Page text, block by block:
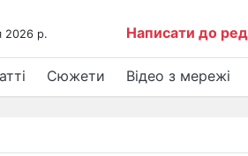
2026 р. Написати до
Сюжети Відео з мережі